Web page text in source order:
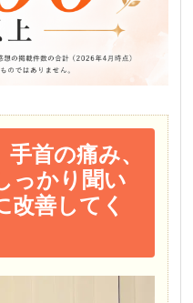
首の痛み、
っかり聞い
改善してく